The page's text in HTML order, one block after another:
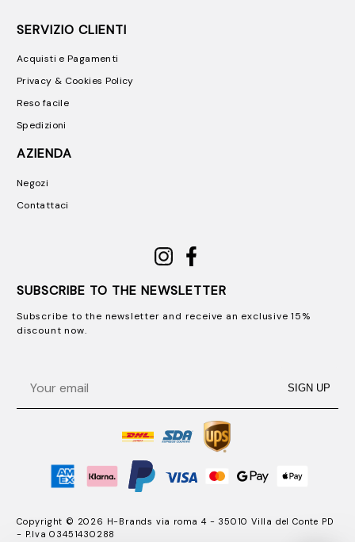
SERVIZIO CLIENTI
Acquisti e Pagamenti
Privacy & Cookies Policy
Reso facile
Spedizioni
AZIENDA
Negozi
Contattaci
SUBSCRIBE TO THE NEWSLETTER
Subscribe to the newsletter and receive an exclusive 15%
discount now.
SIGN UP
Copyright © 2026 H-Brands via roma 4 - 35010 Villa del Conte PD
- P.Iva 03451430288